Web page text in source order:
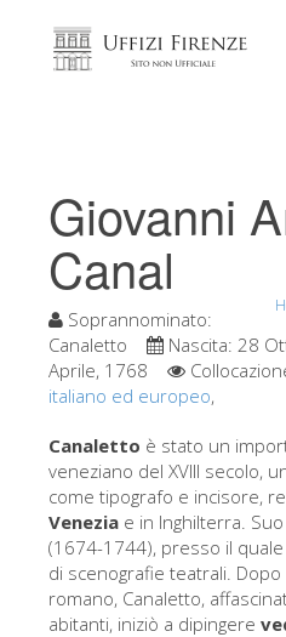
Home
Eventi e
Visita gli Uffizi
Prenota ora
Tour virtuale
Le opere
Le sale
Gli artisti
Le nuove
Giovanni
Canal
Soprannominato:
Canaletto
Nascita: 28
Aprile, 1768
italiano ed europeo,
Canaletto è stato un
veneziano del XVIII secolo,
come tipografo e incisore,
Venezia e in Inghilterra.
(1674-1744), presso il
di scenografie teatrali.
romano, Canaletto,
abitanti, iniziò a dipingere